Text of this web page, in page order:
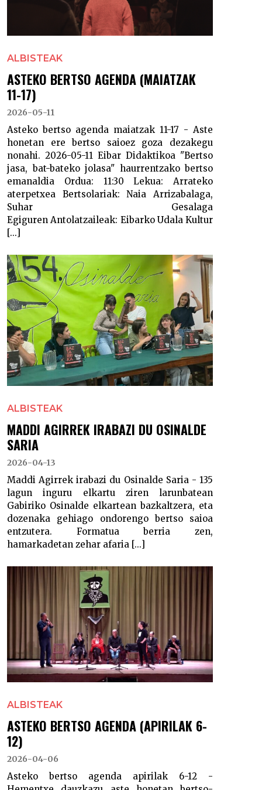
ALBISTEAK
ASTEKO BERTSO AGENDA (MAIATZAK
11-17)
2026-05-11
Asteko bertso agenda maiatzak 11-17 - Aste
honetan ere bertso saioez goza dezakegu
nonahi. 2026-05-11 Eibar Didaktikoa "Bertso
jasa, bat-bateko jolasa" haurrentzako bertso
emanaldia Ordua: 11:30 Lekua: Arrateko
aterpetxea Bertsolariak: Naia Arrizabalaga,
Suhar Gesalaga
Egiguren Antolatzaileak: Eibarko Udala Kultur
[...]
ALBISTEAK
MADDI AGIRREK IRABAZI DU OSINALDE
SARIA
2026-04-13
Maddi Agirrek irabazi du Osinalde Saria - 135
lagun inguru elkartu ziren larunbatean
Gabiriko Osinalde elkartean bazkaltzera, eta
dozenaka gehiago ondorengo bertso saioa
entzutera. Formatua berria zen,
hamarkadetan zehar afaria [...]
ALBISTEAK
ASTEKO BERTSO AGENDA (APIRILAK 6-
12)
2026-04-06
Asteko bertso agenda apirilak 6-12 -